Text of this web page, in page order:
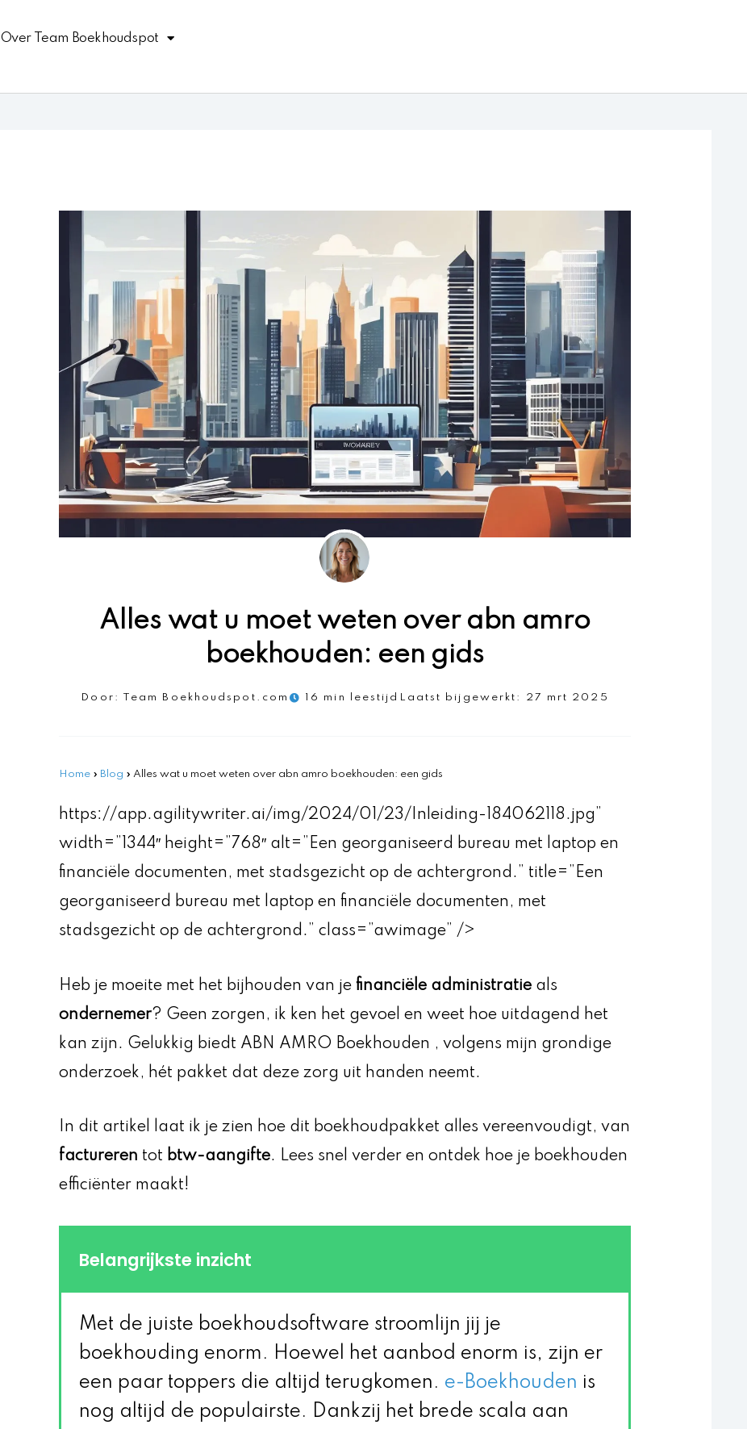
Over Team Boekhoudspot
Alles wat u moet weten over abn amro
boekhouden: een gids
Door: Team Boekhoudspot.com 16 min leestijd Laatst bijgewerkt: 27 mrt 2025
Home » Blog » Alles wat u moet weten over abn amro boekhouden: een gids
https://app.agilitywriter.ai/img/2024/01/23/Inleiding-184062118.jpg”
width=”1344″ height=”768″ alt=”Een georganiseerd bureau met laptop en
financiële documenten, met stadsgezicht op de achtergrond.” title=”Een
georganiseerd bureau met laptop en financiële documenten, met
stadsgezicht op de achtergrond.” class=”awimage” />
Heb je moeite met het bijhouden van je financiële administratie als
ondernemer? Geen zorgen, ik ken het gevoel en weet hoe uitdagend het
kan zijn. Gelukkig biedt ABN AMRO Boekhouden , volgens mijn grondige
onderzoek, hét pakket dat deze zorg uit handen neemt.
In dit artikel laat ik je zien hoe dit boekhoudpakket alles vereenvoudigt, van
factureren tot btw-aangifte. Lees snel verder en ontdek hoe je boekhouden
efficiënter maakt!
Belangrijkste inzicht
Met de juiste boekhoudsoftware stroomlijn jij je
boekhouding enorm. Hoewel het aanbod enorm is, zijn er
een paar toppers die altijd terugkomen. e-Boekhouden is
nog altijd de populairste. Dankzij het brede scala aan